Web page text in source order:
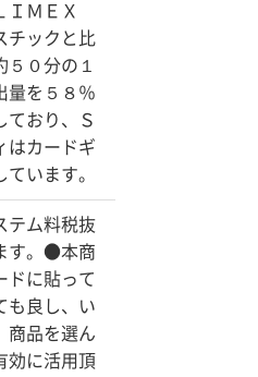
ＩＭＥＸ
チックと比
０分の１
量を５８％
ており、Ｓ
はカードギ
います。
テム料税抜
す。●本商
ドに貼って
も良し、い
商品を選ん
効に活用頂